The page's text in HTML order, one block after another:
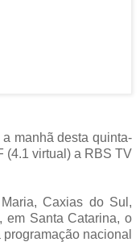
manhã desta quinta-
(4.1 virtual) a RBS TV
Caxias do Sul,
em Santa Catarina, o
nacional